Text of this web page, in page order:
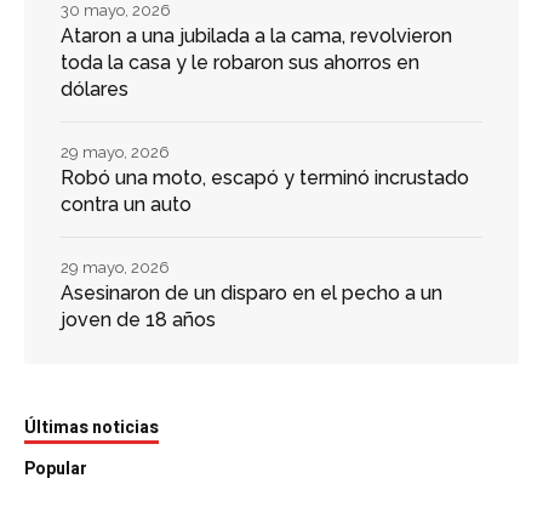
Ataron a una jubilada a la cama, revolvieron
toda la casa y le robaron sus ahorros en
dólares
30 mayo, 2026
Robó una moto, escapó y terminó incrustado
contra un auto
29 mayo, 2026
Asesinaron de un disparo en el pecho a un
joven de 18 años
29 mayo, 2026
Últimas noticias
Popular